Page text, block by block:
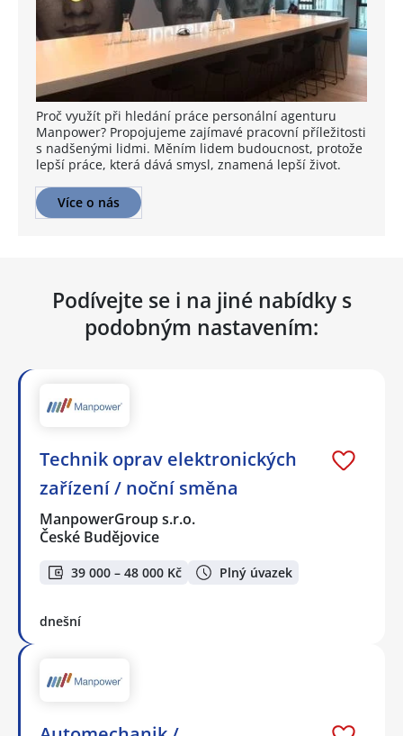
Proč využít při hledání práce personální agenturu
Manpower? Propojujeme zajímavé pracovní příležitosti
s nadšenými lidmi. Měním lidem budoucnost, protože
lepší práce, která dává smysl, znamená lepší život.
Více o nás
Podívejte se i na jiné nabídky s
podobným nastavením:
Technik oprav elektronických
zařízení / noční směna
ManpowerGroup s.r.o.
České Budějovice
39 000 – 48 000 Kč Plný úvazek
dnešní